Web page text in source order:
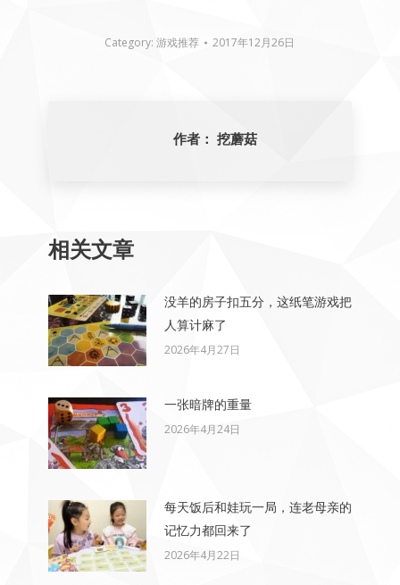
Category:游戏推荐 2017年12月26日
作者： 挖蘑菇
相关文章
没羊的房子扣五分，这纸笔游戏把
人算计麻了
2026年4月27日
一张暗牌的重量
2026年4月24日
每天饭后和娃玩一局，连老母亲的
记忆力都回来了
2026年4月22日